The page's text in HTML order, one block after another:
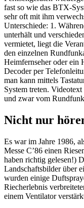
fast so wie das BTX-
sehr oft mit ihm
Unterschiede: 1.
unterhält und
vermietet, liegt die
den einzelnen
Heimfernseher oder ein
Decoder per
man kann mittels
System treten.
und zwar vom
Nicht nur
Es war im Jahre 1986,
Messe C’86 einen
haben richtig gelesen!)
Landschaftsbilder über
wurden einige
Riecherlebnis
einem Ventilator